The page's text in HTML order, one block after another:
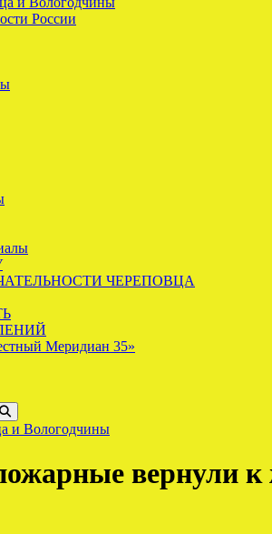
России
ЧЕРЕПОВЦА
Меридиан 35»
и Вологодчины
вернули